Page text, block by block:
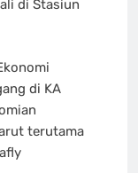
di Stasiun
di KA
terutama